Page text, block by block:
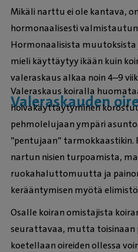
Mikäli narttu ei ole kantava,
hormonaalisesti
Hormonaalisista
mieli käyttäytyy ikään kuin
valeraskaus alkaa noin 4–9
Valeraskauden
Valeraskaus koiralla
hoivakäyttäytyminen
pehmolelujaan ympäri
”pentujaan” tarmokkaastikin.
nartun nisien turpoamista,
ruokahaluttomuutta ja
kerääntymisen myötä
Osalle koiran omistajista
seurattavaa, mutta toisinaan
koetellaan oireiden ollessa